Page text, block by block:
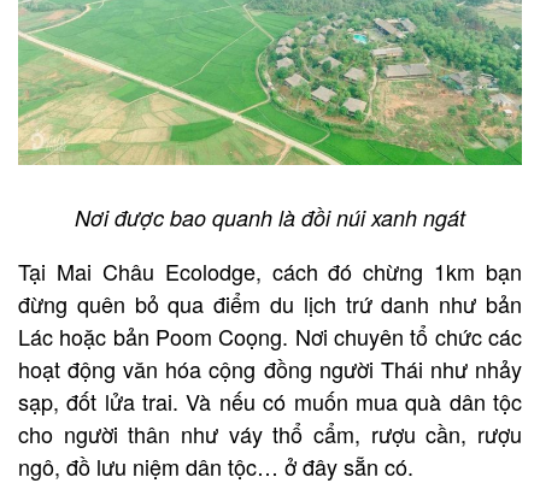
Nơi được bao quanh là đồi núi xanh ngát
Tại Mai Châu Ecolodge, cách đó chừng 1km bạn
đừng quên bỏ qua điểm du lịch trứ danh như bản
Lác hoặc bản Poom Coọng. Nơi chuyên tổ chức các
hoạt động văn hóa cộng đồng người Thái như nhảy
sạp, đốt lửa trai. Và nếu có muốn mua quà dân tộc
cho người thân như váy thổ cẩm, rượu cần, rượu
ngô, đồ lưu niệm dân tộc… ở đây sẵn có.